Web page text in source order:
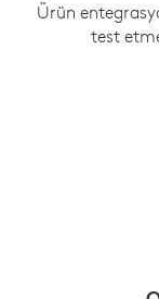
Ürün
test